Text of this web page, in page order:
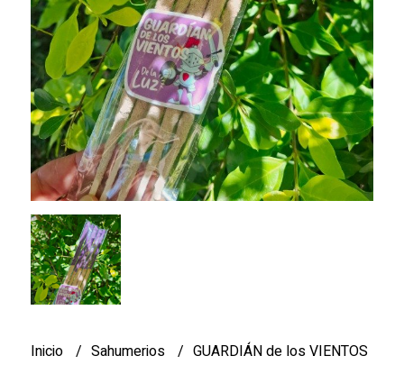
Inicio Sahumerios GUARDIÁN de los VIENTOS